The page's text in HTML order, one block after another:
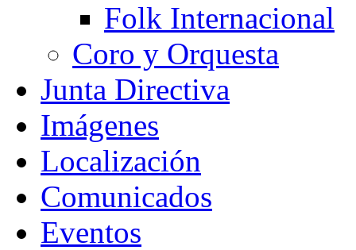
Folk Internacional
Coro y Orquesta
Junta Directiva
Imágenes
Localización
Comunicados
Eventos